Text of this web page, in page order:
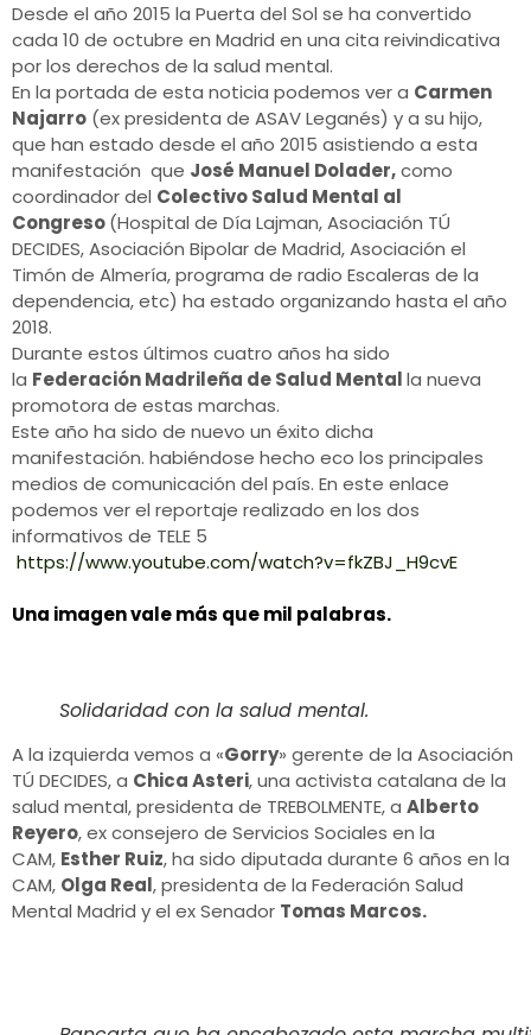
Desde el año 2015 la Puerta del Sol se ha convertido
cada 10 de octubre en Madrid en una cita reivindicativa
por los derechos de la salud mental.
En la portada de esta noticia podemos ver a Carmen
Najarro (ex presidenta de ASAV Leganés) y a su hijo,
que han estado desde el año 2015 asistiendo a esta
manifestación que José Manuel Dolader,como
coordinador del Colectivo Salud Mental al
Congreso(Hospital de Día Lajman, Asociación TÚ
DECIDES, Asociación Bipolar de Madrid, Asociación el
Timón de Almería, programa de radio Escaleras de la
dependencia, etc) ha estado organizando hasta el año
2018.
Durante estos últimos cuatro años ha sido
la Federación Madrileña de Salud Mentalla nueva
promotora de estas marchas.
Este año ha sido de nuevo un éxito dicha
manifestación. habiéndose hecho eco los principales
medios de comunicación del país. En este enlace
podemos ver el reportaje realizado en los dos
informativos de TELE 5
https://www.youtube.com/watch?v=fkZBJ_H9cvE
Una imagen vale más que mil palabras.
Solidaridad con la salud mental.
A la izquierda vemos a «Gorry» gerente de la Asociación
TÚ DECIDES, a Chica Asteri, una activista catalana de la
salud mental, presidenta de TREBOLMENTE, a Alberto
Reyero, ex consejero de Servicios Sociales en la
CAM, Esther Ruiz, ha sido diputada durante 6 años en la
CAM, Olga Real, presidenta de la Federación Salud
Mental Madrid y el ex Senador Tomas Marcos.